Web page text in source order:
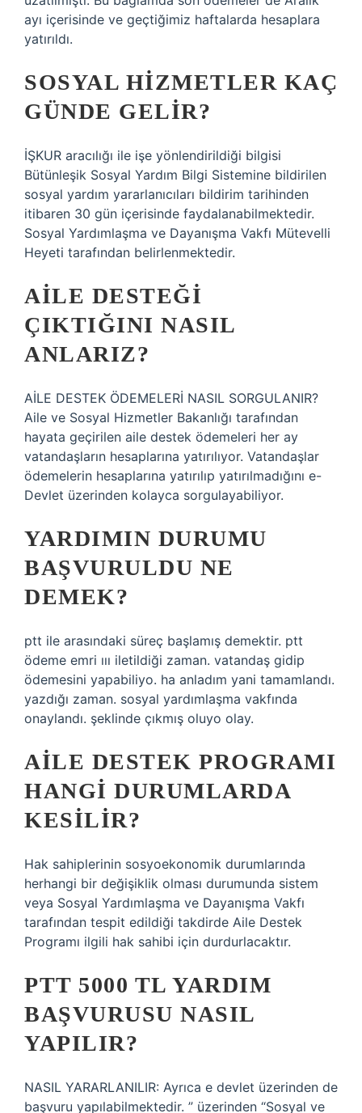
ayı içerisinde ve geçtiğimiz haftalarda hesaplara
yatırıldı.
SOSYAL HIZMETLER KAÇ
GÜNDE GELIR?
İŞKUR aracılığı ile işe yönlendirildiği bilgisi
Bütünleşik Sosyal Yardım Bilgi Sistemine bildirilen
sosyal yardım yararlanıcıları bildirim tarihinden
itibaren 30 gün içerisinde faydalanabilmektedir.
Sosyal Yardımlaşma ve Dayanışma Vakfı Mütevelli
Heyeti tarafından belirlenmektedir.
AILE DESTEĞI
ÇIKTIĞINI NASIL
ANLARIZ?
AİLE DESTEK ÖDEMELERİ NASIL SORGULANIR?
Aile ve Sosyal Hizmetler Bakanlığı tarafından
hayata geçirilen aile destek ödemeleri her ay
vatandaşların hesaplarına yatırılıyor. Vatandaşlar
ödemelerin hesaplarına yatırılıp yatırılmadığını e-
Devlet üzerinden kolayca sorgulayabiliyor.
YARDIMIN DURUMU
BAŞVURULDU NE
DEMEK?
ptt ile arasındaki süreç başlamış demektir. ptt
ödeme emri ııı iletildiği zaman. vatandaş gidip
ödemesini yapabiliyo. ha anladım yani tamamlandı.
yazdığı zaman. sosyal yardımlaşma vakfında
onaylandı. şeklinde çıkmış oluyo olay.
AILE DESTEK PROGRAMI
HANGI DURUMLARDA
KESILIR?
Hak sahiplerinin sosyoekonomik durumlarında
herhangi bir değişiklik olması durumunda sistem
veya Sosyal Yardımlaşma ve Dayanışma Vakfı
tarafından tespit edildiği takdirde Aile Destek
Programı ilgili hak sahibi için durdurlacaktır.
PTT 5000 TL YARDIM
BAŞVURUSU NASIL
YAPILIR?
NASIL YARARLANILIR: Ayrıca e devlet üzerinden de
başvuru yapılabilmektedir. ” üzerinden “Sosyal ve